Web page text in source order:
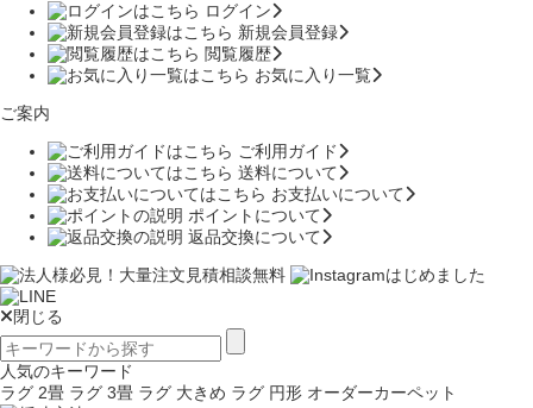
ログイン
新規会員登録
閲覧履歴
お気に入り一覧
ご案内
ご利用ガイド
送料について
お支払いについて
ポイントについて
返品交換について
閉じる
人気のキーワード
ラグ 2畳 ラグ 3畳 ラグ 大きめ ラグ 円形 オーダーカーペット